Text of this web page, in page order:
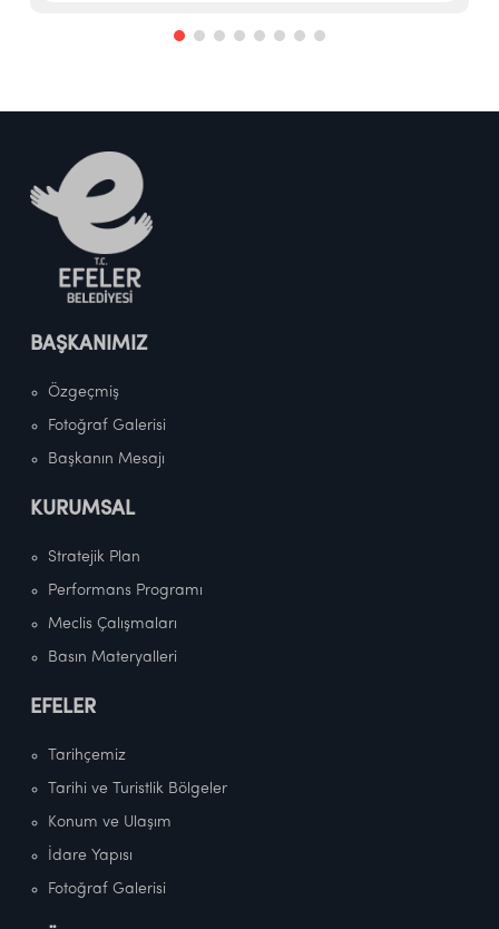
BAŞKANIMIZ
Özgeçmiş
Fotoğraf Galerisi
Başkanın Mesajı
KURUMSAL
Stratejik Plan
Performans Programı
Meclis Çalışmaları
Basın Materyalleri
EFELER
Tarihçemiz
Tarihi ve Turistlik Bölgeler
Konum ve Ulaşım
İdare Yapısı
Fotoğraf Galerisi